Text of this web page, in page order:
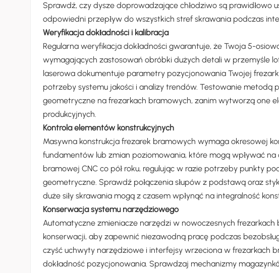
Sprawdź, czy dysze doprowadzające chłodziwo są
odpowiedni przepływ do wszystkich stref skrawania podczas
Weryfikacja dokładności i kalibracja
Regularna weryfikacja dokładności gwarantuje, że Twoja 5-
wymagających zastosowań obróbki dużych detali w przemyśle
laserowa dokumentuje parametry pozycjonowania Twojej
potrzeby systemu jakości i analizy trendów. Testowanie metodą
geometryczne na frezarkach bramowych, zanim wytworzą one
produkcyjnych.
Kontrola elementów konstrukcyjnych
Masywna konstrukcja frezarek bramowych wymaga okresowej
fundamentów lub zmian poziomowania, które mogą wpływać
bramowej CNC co pół roku, regulując w razie potrzeby punkty
geometryczne. Sprawdź połączenia słupów z podstawą oraz
duże siły skrawania mogą z czasem wpłynąć na integralność
Konserwacja systemu narzędziowego
Automatyczne zmieniacze narzędzi w nowoczesnych
konserwacji, aby zapewnić niezawodną pracę podczas
czyść uchwyty narzędziowe i interfejsy wrzeciona w frezarkach
dokładność pozycjonowania. Sprawdzaj mechanizmy